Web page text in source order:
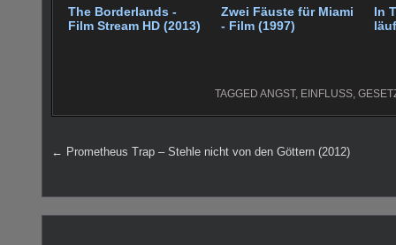
The Borderlands -
Film Stream HD (2013)
Zwei Fäuste für Miami
- Film (1997)
In
TAGGED ANGST, EINFLUSS,
Beitragsnavigation
← Prometheus Trap – Stehle nicht von den Göttern (2012)